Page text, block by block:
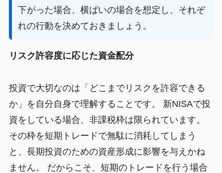
下がった場合、横ばいの場合を想定し、それぞ
れの行動を決めておきましょう。
リスク許容度に応じた資金配分
投資で大切なのは「どこまでリスクを許容できる
か」を自分自身で理解することです。 新NISAで投
資をしている場合、非課税枠は限られています。
その枠を短期トレードで無駄に消耗してしまう
と、長期投資のための資産形成に影響を与えかね
ません。 だからこそ、短期のトレードを行う場合